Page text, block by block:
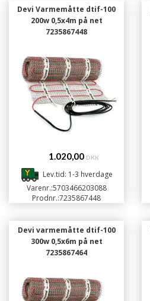
Devi Varmemåtte dtif-100
200w 0,5x4m på net
7235867448
1.020,00 DKK
Lev.tid: 1-3 hverdage
Varenr.:5703466203088
Prodnr.:7235867448
Devi varmemåtte dtif-100
300w 0,5x6m på net
7235867464